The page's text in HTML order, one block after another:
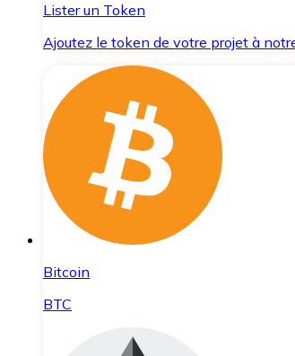
Lister un Token
Ajoutez le token de votre projet à
Bitcoin
BTC